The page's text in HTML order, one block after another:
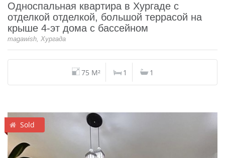
Односпальная квартира в Хургаде с
отделкой отделкой, большой террасой на
крыше 4-эт дома с бассейном
magawish, Хургада
75 M² 1 1
Sold